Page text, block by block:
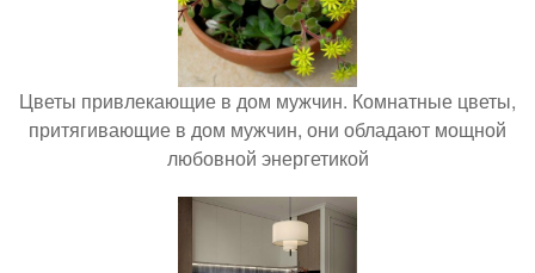
Цветы привлекающие в дом мужчин. Комнатные цветы,
притягивающие в дом мужчин, они обладают мощной
любовной энергетикой